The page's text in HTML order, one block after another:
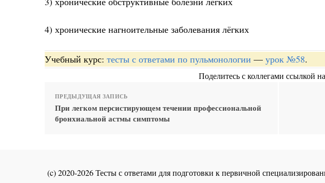
4) хронические нагноительные заболевания лёгких
Учебный курс: тесты с ответами по пульмонологии — урок №58.
Поделитесь с коллегами ссылкой
ПРЕДЫДУЩАЯ ЗАПИСЬ
При легком персистирующем течении профессиональной
бронхиальной астмы симптомы
(c) 2020-2026 Тесты с ответами для подготовки к первичной